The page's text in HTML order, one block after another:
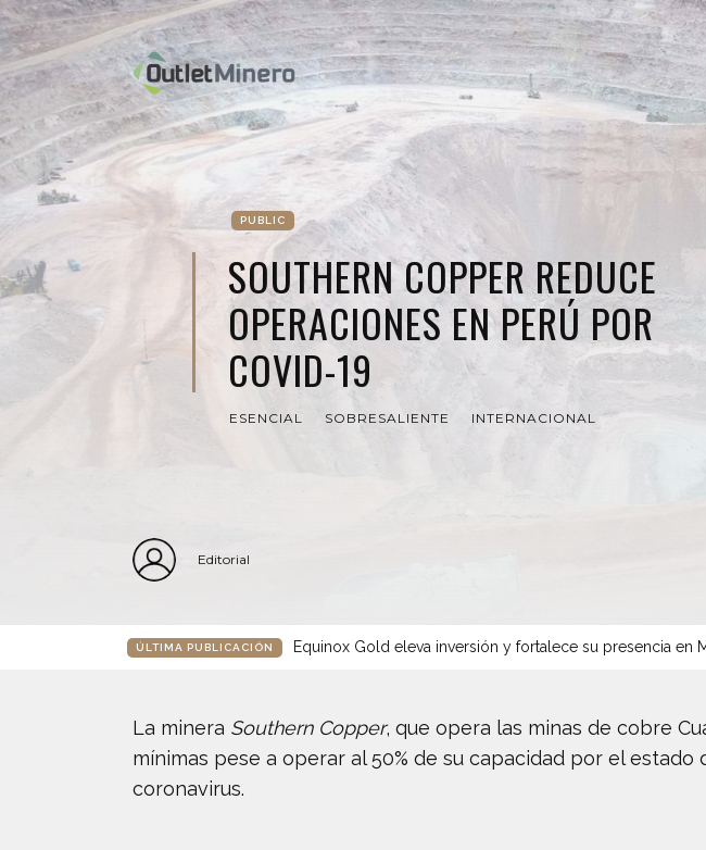
PUBLIC
SOUTHERN COPPER REDUCE
OPERACIONES EN PERÚ POR
COVID-19
ESENCIAL SOBRESALIENTE INTERNACIONAL
Editorial
ÚLTIMA PUBLICACIÓN Equinox Gold eleva inversión y fortalece su presencia en
La minera Southern Copper, que opera las minas de cobre
mínimas pese a operar al 50% de su capacidad por el
coronavirus.